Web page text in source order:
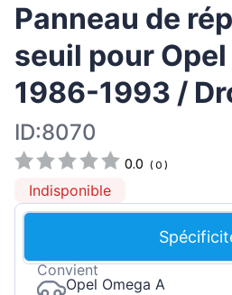
Panneau de
seuil pour
1986-1993 /
ID:8070
0.0 (0 )
Indisponible
Convient
Opel Omega A